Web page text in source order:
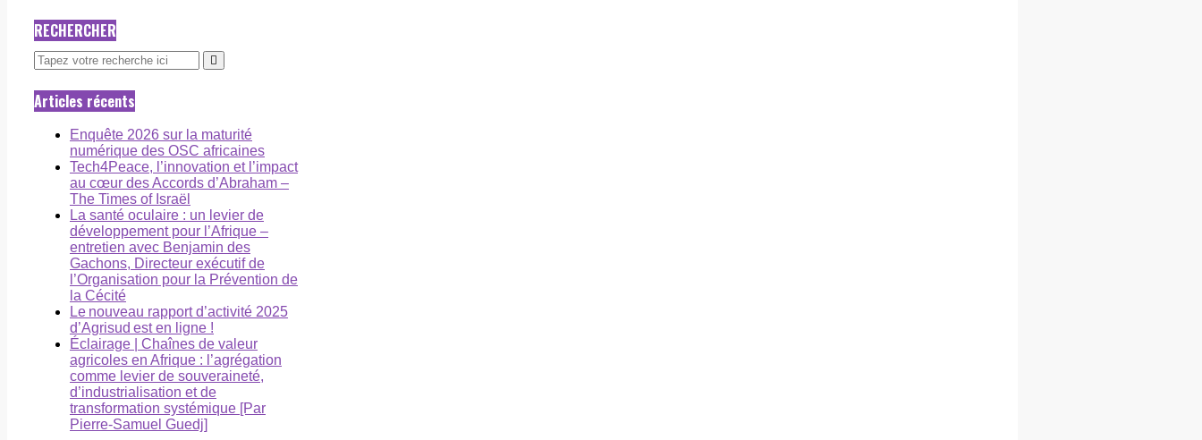
RECHERCHER
Articles récents
Enquête 2026 sur la maturité
numérique des OSC africaines
Tech4Peace, l’innovation et l’impact
au cœur des Accords d’Abraham –
The Times of Israël
La santé oculaire : un levier de
développement pour l’Afrique –
entretien avec Benjamin des
Gachons, Directeur exécutif de
l’Organisation pour la Prévention de
la Cécité
Le nouveau rapport d’activité 2025
d’Agrisud est en ligne !
Éclairage | Chaînes de valeur
agricoles en Afrique : l’agrégation
comme levier de souveraineté,
d’industrialisation et de
transformation systémique [Par
Pierre-Samuel Guedj]